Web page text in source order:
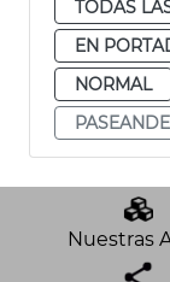
TODAS
EN
NORMAL
Nuestras